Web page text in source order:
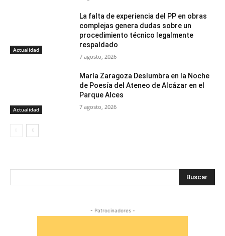
Actualidad
La falta de experiencia del PP en obras
complejas genera dudas sobre un
procedimiento técnico legalmente
respaldado
7 agosto, 2026
Actualidad
María Zaragoza Deslumbra en la Noche
de Poesía del Ateneo de Alcázar en el
Parque Alces
7 agosto, 2026
Buscar
- Patrocinadores -